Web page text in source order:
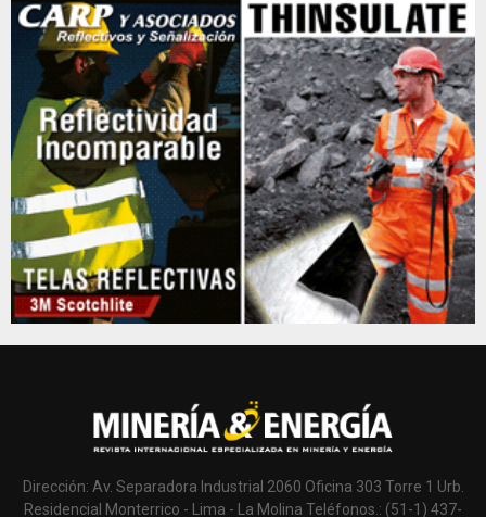
Dirección: Av. Separadora Industrial 2060 Oficina 303 Torre 1 Urb.
Residencial Monterrico - Lima - La Molina Teléfonos.: (51-1) 437-